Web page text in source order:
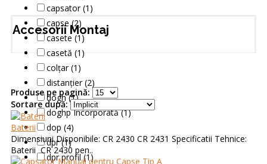
capsator (1)
capse (2)
casete (1)
casetă (1)
colțar (1)
distanțier (2)
dogh (1)
doghp Încorporată (1)
dop (4)
dpr (1)
dpr profil (1)
Accesorii Montaj
Produse pe pagină:
Sortare după:
Baterii
Dimensiuni Disponibile: CR 2430 CR 2431 Specificatii Tehnice:
Baterii CR 2430 pen..